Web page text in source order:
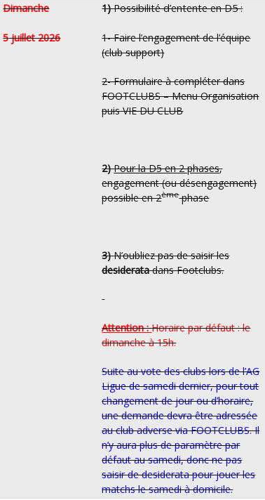
Dimanche
5 juillet 2026
1)Possibilité d’entente en D5 :
1- Faire l’engagement de l’équipe
(club support)
2- Formulaire à compléter dans
FOOTCLUBS – Menu Organisation
puis VIE DU CLUB
2)Pour la D5 en 2 phases,
engagement (ou désengagement)
possible en 2èmephase
3)N’oubliez pas de saisir les
desideratadans Footclubs.
Attention :Horaire par défaut : le
dimanche à 15h.
Suite au vote des clubs lors de l’AG
Ligue de samedi dernier, pour tout
changement de jour ou d’horaire,
une demande devra être adressée
au club adverse via FOOTCLUBS. Il
n’y aura plus de paramètre par
défaut au samedi, donc ne pas
saisir de desiderata pour jouer les
matchs le samedi à domicile.